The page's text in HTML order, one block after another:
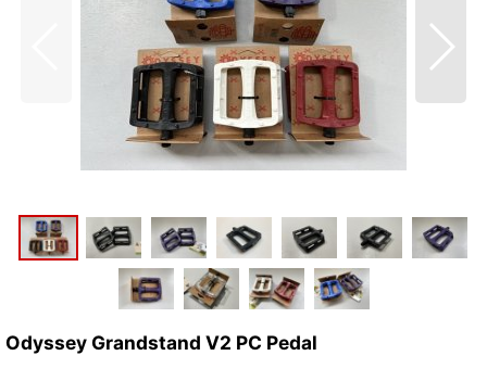
Odyssey Grandstand V2 PC Pedal